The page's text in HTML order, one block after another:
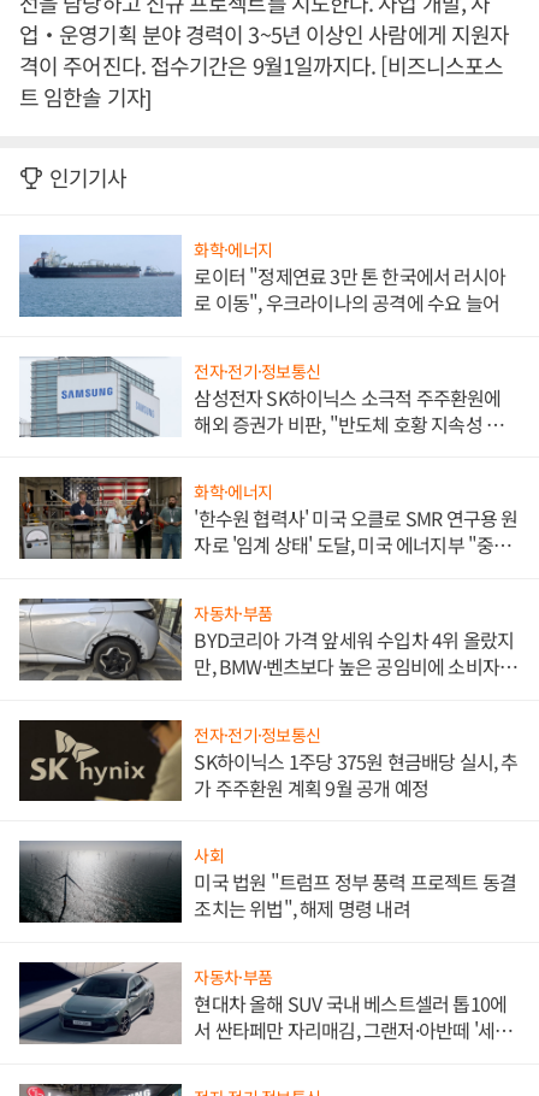
업‧운영기획 분야 경력이 3~5년 이상인 사람에게 지원자
격이 주어진다. 접수기간은 9월1일까지다. [비즈니스포스
트 임한솔 기자]
인기기사
화학·에너지
로이터 "정제연료 3만 톤 한국에서 러시아
로 이동", 우크라이나의 공격에 수요 늘어
전자·전기·정보통신
삼성전자 SK하이닉스 소극적 주주환원에
해외 증권가 비판, "반도체 호황 지속성 의
화학·에너지
'한수원 협력사' 미국 오클로 SMR 연구용 원
자로 '임계 상태' 도달, 미국 에너지부 "중요
자동차·부품
BYD코리아 가격 앞세워 수입차 4위 올랐지
만, BMW·벤츠보다 높은 공임비에 소비자
전자·전기·정보통신
SK하이닉스 1주당 375원 현금배당 실시, 추
가 주주환원 계획 9월 공개 예정
사회
미국 법원 "트럼프 정부 풍력 프로젝트 동결
조치는 위법", 해제 명령 내려
자동차·부품
현대차 올해 SUV 국내 베스트셀러 톱10에
서 싼타페만 자리매김, 그랜저·아반떼 '세단